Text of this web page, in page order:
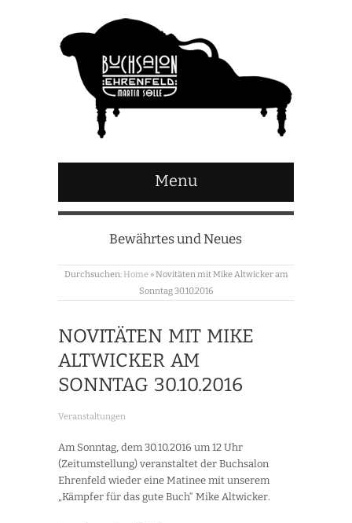
Menu
Bewährtes und Neues
Durchsuchen: Home »Novitäten mit Mike Altwicker am
Sonntag 30.10.2016
NOVITÄTEN MIT MIKE
ALTWICKER AM
SONNTAG 30.10.2016
Veranstaltungen
Am Sonntag, dem 30.10.2016 um 12 Uhr
(Zeitumstellung) veranstaltet der Buchsalon
Ehrenfeld wieder eine Matinee mit unserem
„Kämpfer für das gute Buch“ Mike Altwicker.